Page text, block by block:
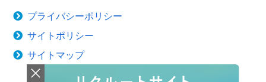
プライバシーポリシー
サイトポリシー
サイトマップ